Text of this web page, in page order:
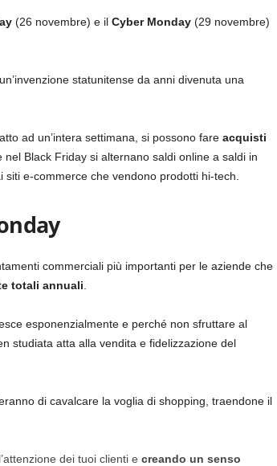
(26 novembre)­ e il Cyber Monday(29 novembre)
statunitense da anni divenuta una
ad un’intera settimana, si possono fare acquisti
nel Black Friday si alternano saldi online a saldi in
e-commerce che vendono prodotti hi-tech.
commerciali più importanti per le aziende che
totali annuali
esponenzialmente e perché non sfruttare al
studiata atta alla vendita e fidelizzazione del
di cavalcare la voglia di shopping, traendone il
dei tuoi clienti e creando un senso